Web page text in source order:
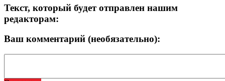
Текст, который будет отправлен нашим
редакторам:
Ваш комментарий (необязательно):